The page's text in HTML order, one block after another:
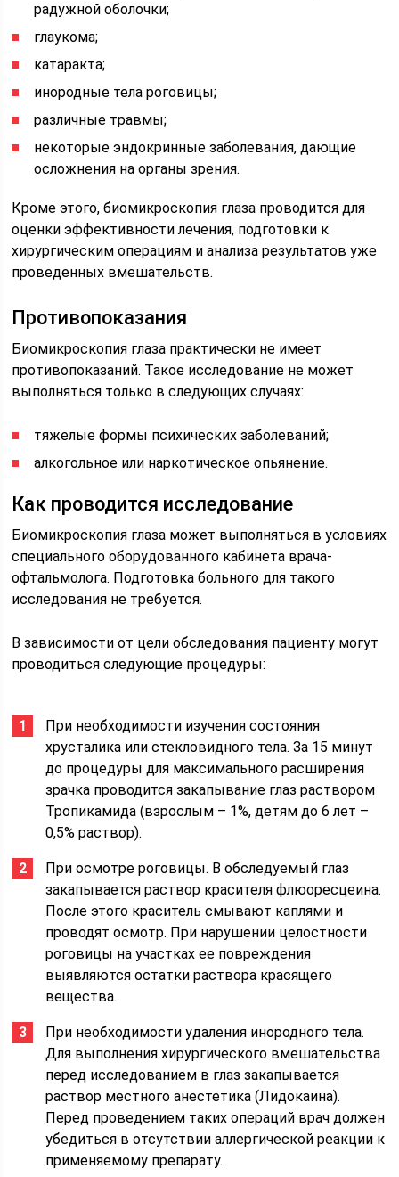
радужной оболочки;
глаукома;
катаракта;
инородные тела роговицы;
различные травмы;
некоторые эндокринные заболевания, дающие
осложнения на органы зрения.
Кроме этого, биомикроскопия глаза проводится для
оценки эффективности лечения, подготовки к
хирургическим операциям и анализа результатов уже
проведенных вмешательств.
Противопоказания
Биомикроскопия глаза практически не имеет
противопоказаний. Такое исследование не может
выполняться только в следующих случаях:
тяжелые формы психических заболеваний;
алкогольное или наркотическое опьянение.
Как проводится исследование
Биомикроскопия глаза может выполняться в условиях
специального оборудованного кабинета врача-
офтальмолога. Подготовка больного для такого
исследования не требуется.
В зависимости от цели обследования пациенту могут
проводиться следующие процедуры:
При необходимости изучения состояния
хрусталика или стекловидного тела. За 15 минут
до процедуры для максимального расширения
зрачка проводится закапывание глаз раствором
Тропикамида (взрослым – 1%, детям до 6 лет –
0,5% раствор).
При осмотре роговицы. В обследуемый глаз
закапывается раствор красителя флюоресцеина.
После этого краситель смывают каплями и
проводят осмотр. При нарушении целостности
роговицы на участках ее повреждения
выявляются остатки раствора красящего
вещества.
При необходимости удаления инородного тела.
Для выполнения хирургического вмешательства
перед исследованием в глаз закапывается
раствор местного анестетика (Лидокаина).
Перед проведением таких операций врач должен
убедиться в отсутствии аллергической реакции к
применяемому препарату.